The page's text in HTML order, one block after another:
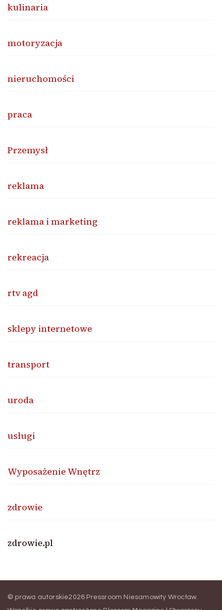
kulinaria
motoryzacja
nieruchomości
praca
Przemysł
reklama
reklama i marketing
rekreacja
rtv agd
sklepy internetowe
transport
uroda
usługi
Wyposażenie Wnętrz
zdrowie
zdrowie.pl
© prawa autorskie2026 Pressroom Niesamowity Wrocław.